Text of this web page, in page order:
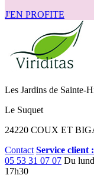
J'EN PROFITE
Les Jardins de Sainte-
Le Suquet
24220 COUX ET
Contact Service client :
05 53 31 07 07 Du
17h30